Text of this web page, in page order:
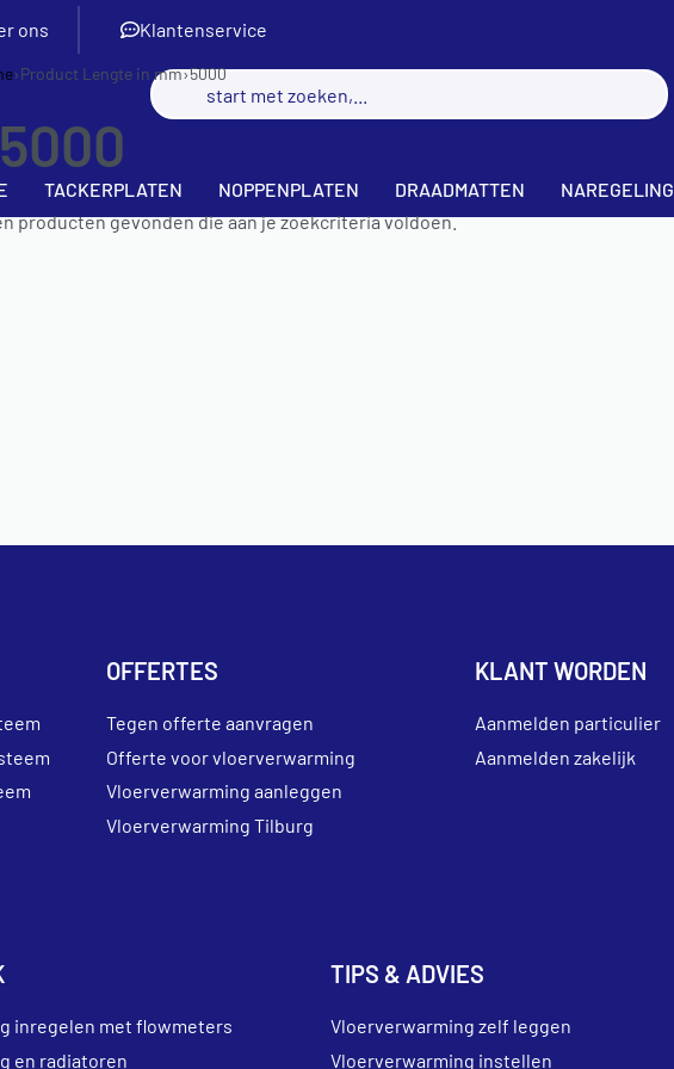
ons Klantenservice
TACKERPLATEN NOPPENPLATEN DRAADMATTEN NAREGELING
›Product Lengte in mm›5000
5000
producten gevonden die aan je zoekcriteria voldoen.
OFFERTES
Tegen offerte aanvragen
Offerte voor vloerverwarming
Vloerverwarming aanleggen
Vloerverwarming Tilburg
KLANT WORDEN
Aanmelden particulier
Aanmelden zakelijk
inregelen met flowmeters
en radiatoren
TIPS & ADVIES
Vloerverwarming zelf leggen
Vloerverwarming instellen